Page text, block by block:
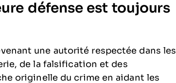
défense est toujours
une autorité respectée dans les
de la falsification et des
originelle du crime en aidant les